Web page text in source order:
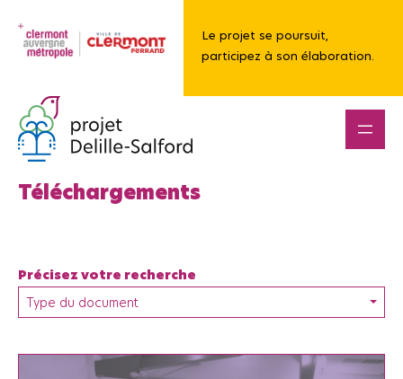
Le projet se poursuit,
participez à son élaboration.
Téléchargements
Précisez votre recherche
Type du document